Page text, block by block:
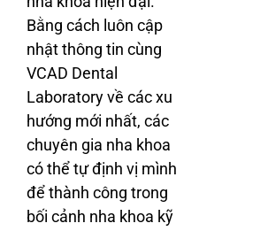
Bằng cách luôn cập
nhật thông tin cùng
VCAD Dental
Laboratory về các xu
hướng mới nhất, các
chuyên gia nha khoa
có thể tự định vị mình
để thành công trong
bối cảnh nha khoa kỹ